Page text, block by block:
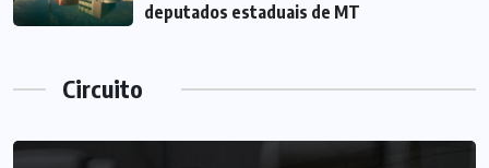
deputados estaduais de MT
Circuito